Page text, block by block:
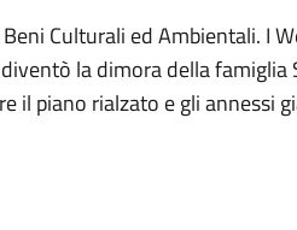
Culturali ed Ambientali. I
la dimora della famiglia
il piano rialzato e gli annessi